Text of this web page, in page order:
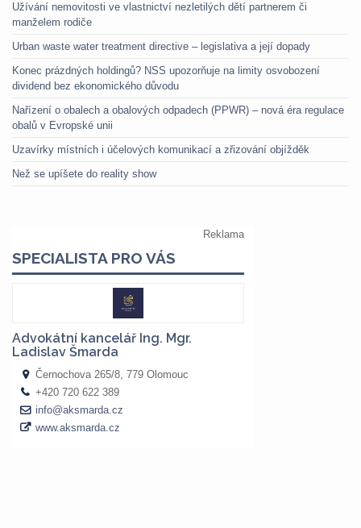
Užívání nemovitosti ve vlastnictví nezletilých dětí partnerem či
manželem rodiče
Urban waste water treatment directive – legislativa a její dopady
Konec prázdných holdingů? NSS upozorňuje na limity osvobození
dividend bez ekonomického důvodu
Nařízení o obalech a obalových odpadech (PPWR) – nová éra regulace
obalů v Evropské unii
Uzavírky místních i účelových komunikací a zřizování objížděk
Než se upíšete do reality show